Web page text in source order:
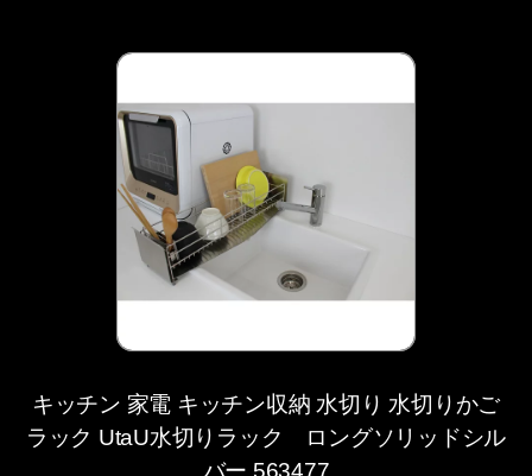
キッチン 家電 キッチン収納 水切り 水切りかご
ラック UtaU水切りラック ロングソリッドシル
バー 563477